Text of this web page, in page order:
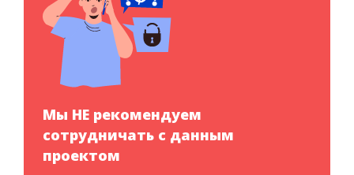
Мы НЕ рекомендуем
сотрудничать с данным
проектом